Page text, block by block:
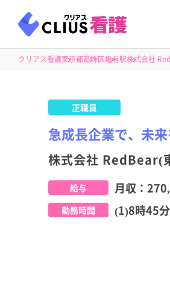
クリアス看護東京都葛飾区亀有駅株式会社
正職員
急成長企業で、未
株式会社 RedBear(
給与 月収：
勤務時間 (1)8時45